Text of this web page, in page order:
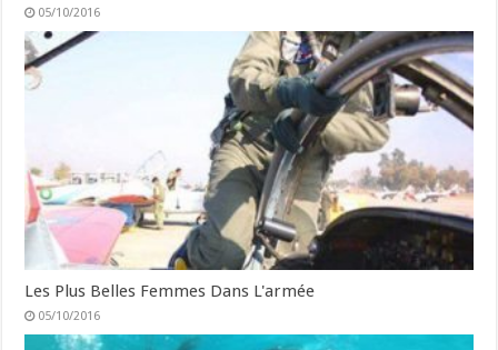
05/10/2016
Les Plus Belles Femmes Dans L'armée
05/10/2016